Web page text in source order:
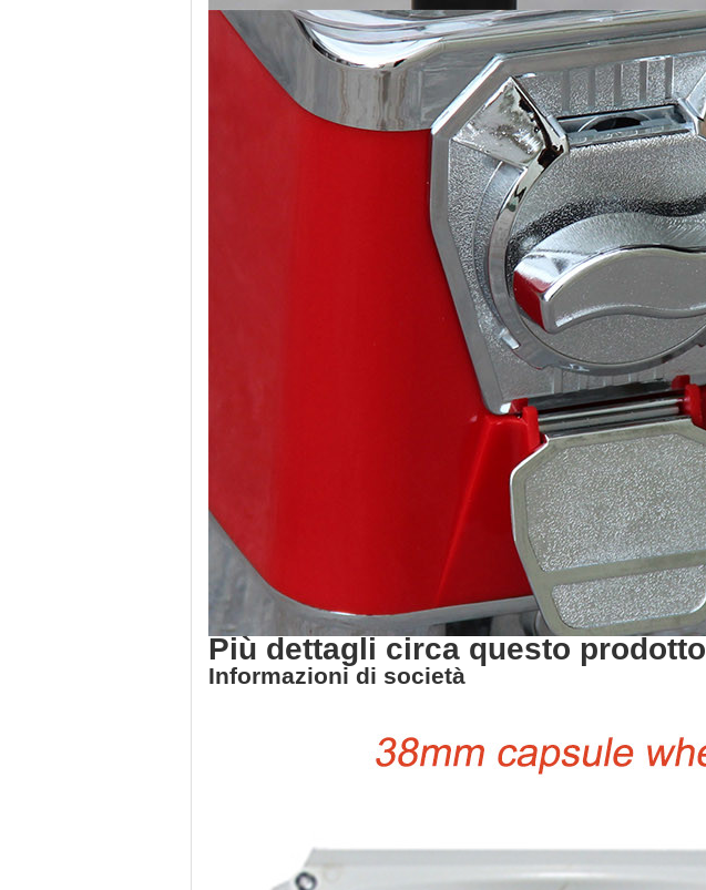
Più dettagli circa questo prodotto
Informazioni di società